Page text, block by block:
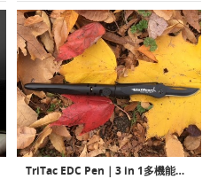
TriTac EDC Pen｜3 in 1多機能ペン「トライタック」